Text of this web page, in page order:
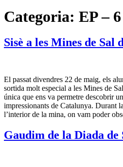
Categoria: EP – 6
Sisè a les Mines de Sal
El passat divendres 22 de maig, els
sortida molt especial a les Mines de
única que ens va permetre descobrir
impressionants de Catalunya. Durant
l’interior de la mina, on vam poder
Gaudim de la Diada de